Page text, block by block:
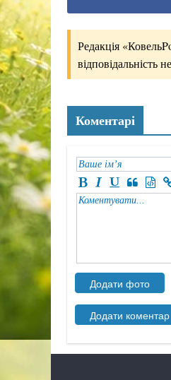
Редакція
відповідальність
Коментарі